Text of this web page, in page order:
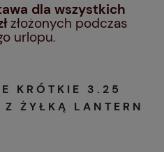
dla wszystkich
złożonych podczas
urlopu.
KRÓTKIE 3.25
ŻYŁKĄ LANTERN